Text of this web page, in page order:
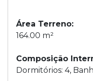
Área Terreno:
164.00 m²
Composição
Dormitórios: 4,